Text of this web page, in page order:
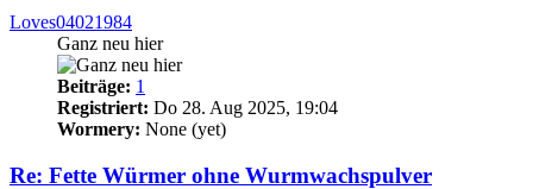
Loves04021984
Ganz neu hier
Beiträge: 1
Registriert: Do 28. Aug 2025, 19:04
Wormery: None (yet)
Re: Fette Würmer ohne Wurmwachspulver